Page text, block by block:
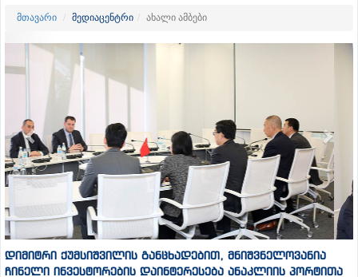
მთავარი მედიაცენტრი ახალი ამბები
Previous
დიმიტრი ქუმსიშვილის განცხადებით, მნიშვნელოვანია
ჩინელი ინვესტორების დაინტერესება ანაკლიის პორტითა